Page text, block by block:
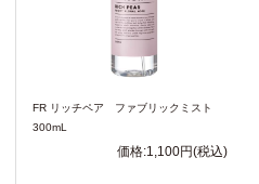
FR リッチペア ファブリックミスト
300mL
価格:1,100円(税込)